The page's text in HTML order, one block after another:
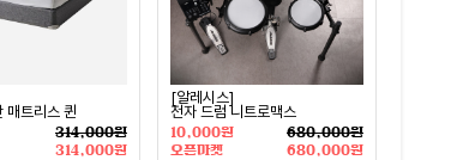
매트리스 퀸
314,000원
314,000원
[알레시스]
전자 드럼 니트로맥스
10,000원
680,000원
오픈마켓
680,000원